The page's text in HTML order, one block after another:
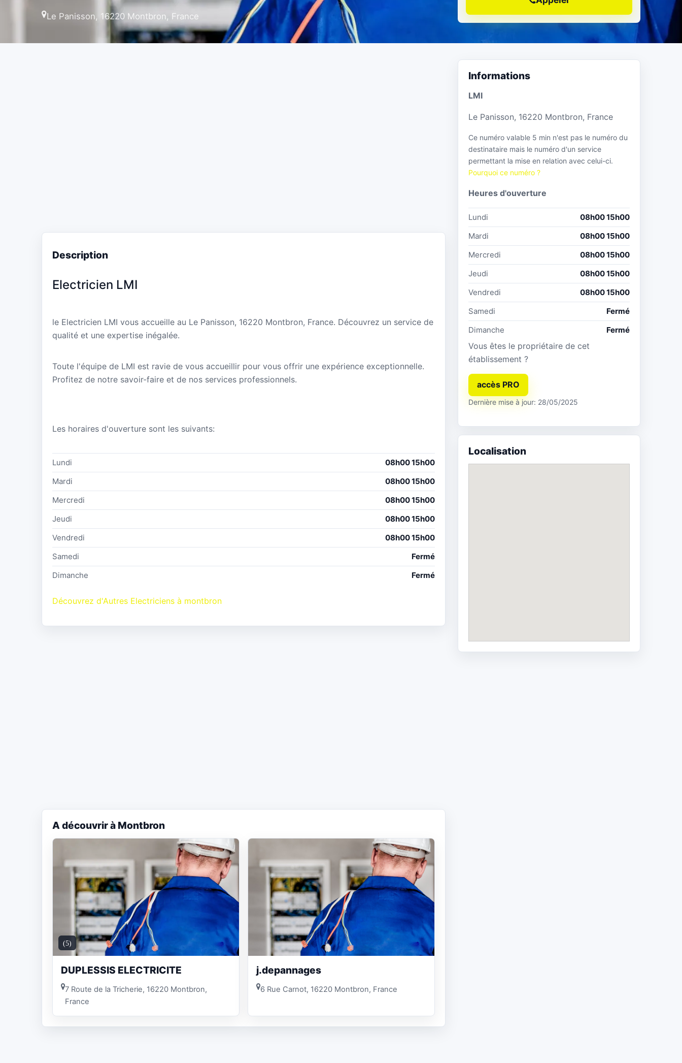
Le Panisson, 16220 Montbron, France
Description
Electricien LMI
le Electricien LMI vous accueille au Le Panisson, 16220 Montbron, France. Découvrez un service de
qualité et une expertise inégalée.
Toute l'équipe de LMI est ravie de vous accueillir pour vous offrir une expérience exceptionnelle.
Profitez de notre savoir-faire et de nos services professionnels.
Les horaires d'ouverture sont les suivants:
Lundi
08h00 15h00
Mardi
08h00 15h00
Mercredi
08h00 15h00
Jeudi
08h00 15h00
Vendredi
08h00 15h00
Samedi
Fermé
Dimanche
Fermé
Découvrez d'Autres Electriciens à montbron
A découvrir à Montbron
(5)
DUPLESSIS ELECTRICITE
7 Route de la Tricherie, 16220 Montbron,
France
j.depannages
6 Rue Carnot, 16220 Montbron, France
Informations
LMI
Le Panisson, 16220 Montbron, France
Ce numéro valable 5 min n'est pas le numéro du
destinataire mais le numéro d'un service
permettant la mise en relation avec celui-ci.
Pourquoi ce numéro ?
Heures d'ouverture
Lundi
08h00 15h00
Mardi
08h00 15h00
Mercredi
08h00 15h00
Jeudi
08h00 15h00
Vendredi
08h00 15h00
Samedi
Fermé
Dimanche
Fermé
Vous êtes le propriétaire de cet
établissement ?
accès PRO
Dernière mise à jour: 28/05/2025
Localisation